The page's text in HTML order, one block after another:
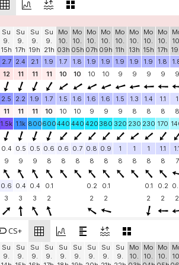
Su
9.
15h
Su
9.
17h
Su
9.
19h
Su
9.
21h
Mo
10.
03h
Mo
10.
05h
Mo
10.
07h
Mo
10.
09h
Mo
10.
11h
Mo
10.
13h
Mo
10.
15h
Mo
10.
17h
2.7 2.4 2.1 1.9 1.7 1.8 1.9 1.9 1.9 1.9 1.9 1.8
12 11 11 11 10 10 10 10 9 9 9 9 9
2.5 2.2 1.9 1.7 1.5 1.6 1.6 1.6 1.5 1.3 1.4 1.1
1
11 11 11 10 10 10 9 9 9 8 8 8
8
1.5k 1.1k 800600440 440 420 380 320 230 230 170
0.4 0.5 0.5 0.6 0.6 0.7 0.8 0.9 1 1 1 1.1
9 9 9 8 8 8 8 8 8 8 8 8 7
0.6 0.4 0.4 0.1 0.2 0.1 0.1 0.2
3 3 3 2 2 2 2 2 2
CS+
Su
9.
Su
9.
Su
9.
Su
9.
Su
9.
Su
9.
Su
9.
Su
9.
Su
9.
Mo
10.
Mo
10.
Mo
10.